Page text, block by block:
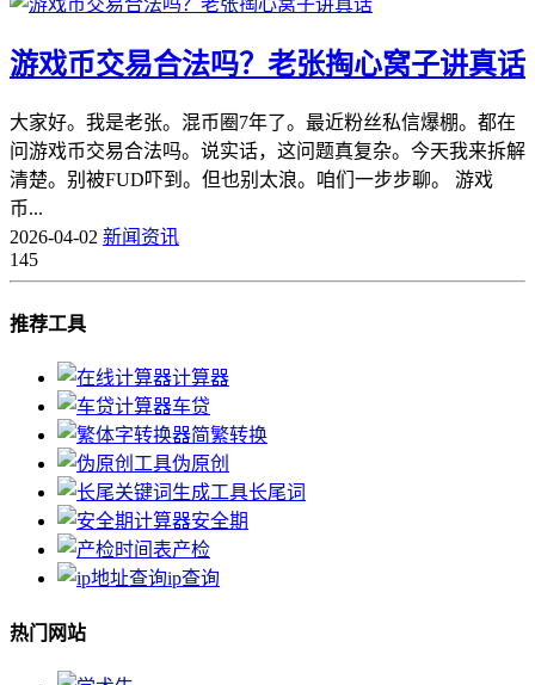
游戏币交易合法吗？老张掏心窝子讲真话
大家好。我是老张。混币圈7年了。最近粉丝私信爆棚。都在
问游戏币交易合法吗。说实话，这问题真复杂。今天我来拆解
清楚。别被FUD吓到。但也别太浪。咱们一步步聊。 游戏
币...
2026-04-02 新闻资讯
145
推荐工具
计算器
车贷
简繁转换
伪原创
长尾词
安全期
产检
ip查询
热门网站